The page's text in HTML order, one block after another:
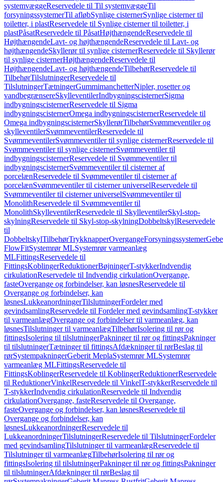
systemvæggeReservedele til Til systemvæggeTil
forsyningssystemerTil afløbSynlige cisternerSynlige cisterner til
toiletter, i plastReservedele til Synlige cisterner til toiletter, i
plastPåsatReservedele til PåsatHøjthængendeReservedele til
HøjthængendeLavt- og højthængendeReservedele til Lavt- og
højthængendeSkyllerør til synlige cisternerReservedele til Skyllerør
til synlige cisternerHøjthængendeReservedele til
HøjthængendeLavt- og højthængendeTilbehørReservedele til
TilbehørTilslutningerReservedele til
TilslutningerTætningerGummimanchetterNipler, rosetter og
vandbegrænsereSkylleventilerIndbygningscisternerSigma
indbygningscisternerReservedele til Sigma
indbygningscisternerOmega indbygningscisternerReservedele til
Omega indbygningscisternerSkyllerørTilbehørSvømmeventiler og
skylleventilerSvømmeventilerReservedele til
SvømmeventilerSvømmeventiler til synlige cisternerReservedele til
Svømmeventiler til synlige cisternerSvømmeventiler til
indbygningscisternerReservedele til Svømmeventiler til
indbygningscisternerSvømmeventiler til cisterner af
porcelænReservedele til Svømmeventiler til cisterner af
porcelænSvømmeventiler til cisterner universelReservedele til
Svømmeventiler til cisterner universelSvømmeventiler til
MonolithReservedele til Svømmeventiler til
MonolithSkylleventilerReservedele til SkylleventilerSkyl-stop-
skylningReservedele til Skyl-stop-skylningDobbeltskylReservedele
til
DobbeltskylTilbehørTrykknapperOvergangeForsyningssystemer
FlowFitSystemrør MLSystemrør varmeanlæg
MLFittingsReservedele til
FittingsKoblingerReduktionerBøjningerT-stykkerIndvendig
cirkulationReservedele til Indvendig cirkulationOvergange,
fasteOvergange og forbindelser, kan løsnesReservedele til
Overgange og forbindelser, kan
løsnesLukkeanordningerTilslutningerFordeler med
gevindsamlingReservedele til Fordeler med gevindsamlingT-stykker
til varmeanlægOvergange og forbindelser til varmeanlæg, kan
løsnesTilslutninger til varmeanlægTilbehørIsolering til rør og
fittingsIsolering til tilslutningerPakninger til rør og fittingsPakninger
til tilslutningerTætninger til fittingsAfdækninger til rørBeslag til
rørSystempakningerGeberit MeplaSystemrør MLSystemrør
varmeanlæg MLFittingsReservedele til
FittingsKoblingerReservedele til KoblingerReduktionerReservedele
til ReduktionerVinkelReservedele til VinkelT-stykkerReservedele til
T-stykkerIndvendig cirkulationReservedele til Indvendig
cirkulationOvergange, fasteReservedele til Overgange,
fasteOvergange og forbindelser, kan løsnesReservedele til
Overgange og forbindelser, kan
løsnesLukkeanordningerReservedele til
LukkeanordningerTilslutningerReservedele til TilslutningerFordeler
med gevindsamlingTilslutninger til varmeanlægReservedele til
Tilslutninger til varmeanlægTilbehørIsolering til rør og
fittingsIsolering til tilslutningerPakninger til rør og fittingsPakninger
til tilslutningerAfdækninger til rørBeslag til